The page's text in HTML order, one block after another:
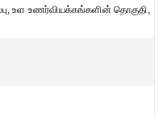
உள உணர்வியக்கங்களின் தொகுதி,